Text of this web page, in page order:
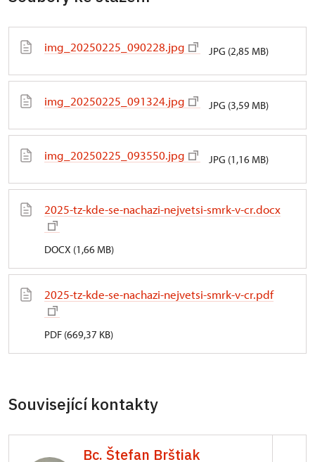
img_20250225_090228.jpg JPG (2,85 MB)
img_20250225_091324.jpg JPG (3,59 MB)
img_20250225_093550.jpg JPG (1,16 MB)
2025-tz-kde-se-nachazi-nejvetsi-smrk-v-cr.docx
DOCX (1,66 MB)
2025-tz-kde-se-nachazi-nejvetsi-smrk-v-cr.pdf
PDF (669,37 KB)
Související kontakty
Bc. Štefan Brštiak